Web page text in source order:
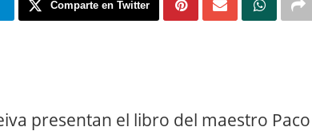
Comparte en Twitter
presentan el libro del maestro Paco